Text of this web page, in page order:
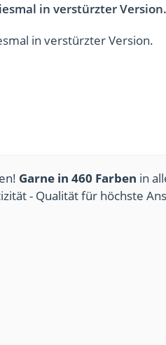
in verstürzter Version.
in verstürzter Version.
Garne in 460 Farben in
- Qualität für höchste